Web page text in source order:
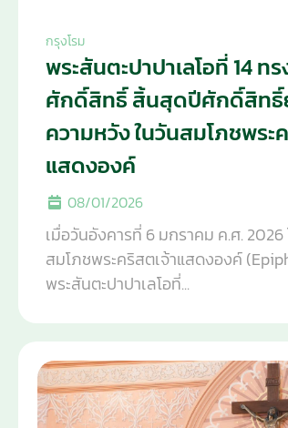
กรุงโรม
พระสันตะปาปาเลโอที่ 14 ท
ศักดิ์สิทธิ์ สิ้นสุดปีศักดิ์สิท
ความหวัง ในวันสมโภชพระ
แสดงองค์
08/01/2026
เมื่อวันอังคารที่ 6 มกราคม ค.ศ. 2026
สมโภชพระคริสตเจ้าแสดงองค์
พระสันตะปาปาเลโอที่...